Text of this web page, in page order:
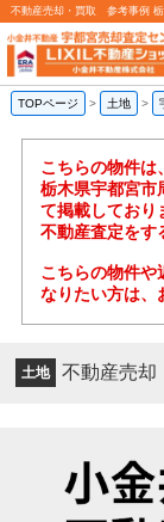
不動産売却・買取 参考事例 栃
TOPページ > 土地 >
こちらの物件は
栃木県宇都宮市
て掲載しており
不動産査定をす
こちらの物件や
なりたい方は、
土地 不動産売